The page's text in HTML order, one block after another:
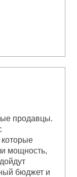
продавцы.
мощность,
бюджет и